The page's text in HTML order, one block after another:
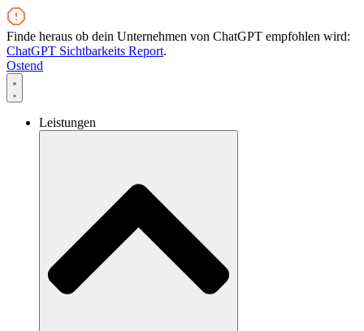
Zum
Inhalt
wechseln
Finde heraus ob dein Unternehmen von ChatGPT empfohlen wird:
ChatGPT Sichtbarkeits Report.
Ostend
Leistungen